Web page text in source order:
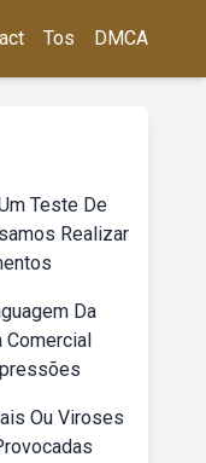
Tos DMCA
Teste De
Realizar
Da
Comercial
Ou Viroses